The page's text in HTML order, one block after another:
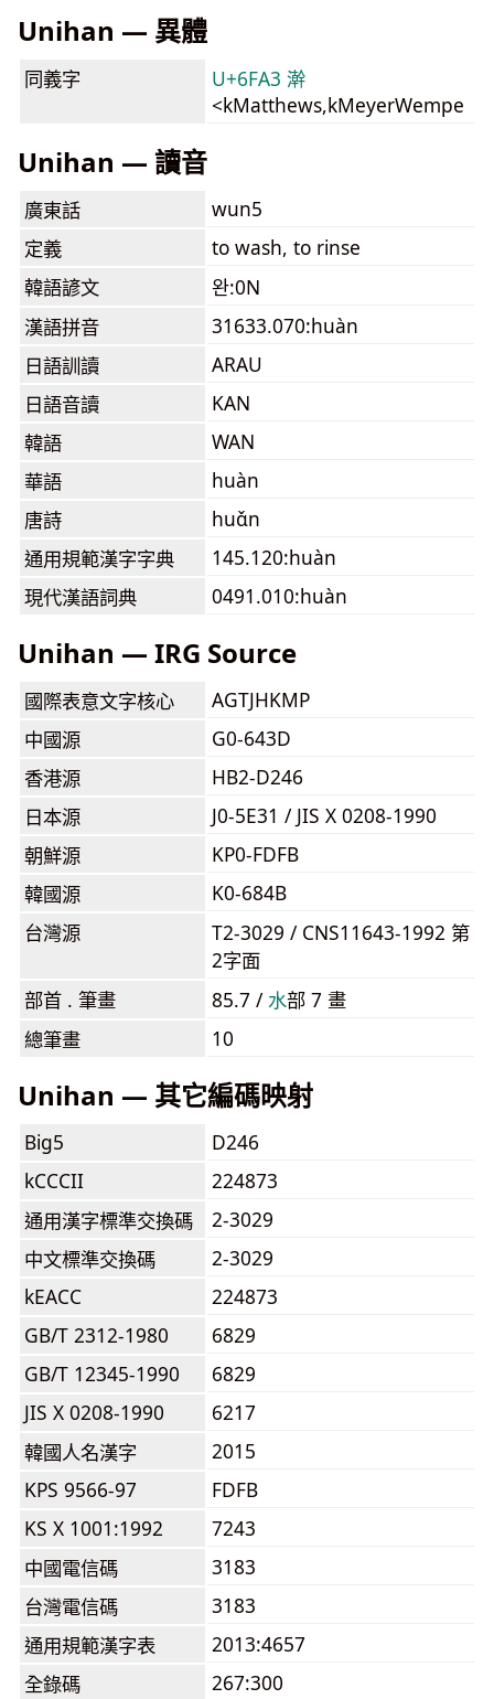
Unihan — 異體
同義字
U+6FA3 澣
<kMatthews,kMeyerWempe
Unihan — 讀音
廣東話
wun5
定義
to wash, to rinse
韓語諺文
완:0N
漢語拼音
31633.070:huàn
日語訓讀
ARAU
日語音讀
KAN
韓語
WAN
華語
huàn
唐詩
huɑ̌n
通用規範漢字字典
145.120:huàn
現代漢語詞典
0491.010:huàn
Unihan — IRG Source
國際表意文字核心
AGTJHKMP
中國源
G0-643D
香港源
HB2-D246
日本源
J0-5E31 / JIS X 0208-1990
朝鮮源
KP0-FDFB
韓國源
K0-684B
台灣源
T2-3029 / CNS11643-1992 第
2字面
部首 . 筆畫
85.7 /⽔部 7 畫
總筆畫
10
Unihan — 其它編碼映射
Big5
D246
kCCCII
224873
通用漢字標準交換碼
2-3029
中文標準交換碼
2-3029
kEACC
224873
GB/T 2312-1980
6829
GB/T 12345-1990
6829
JIS X 0208-1990
6217
韓國人名漢字
2015
KPS 9566-97
FDFB
KS X 1001:1992
7243
中國電信碼
3183
台灣電信碼
3183
通用規範漢字表
2013:4657
全錄碼
267:300